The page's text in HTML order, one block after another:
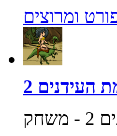
ומרוצים
העידנים 2